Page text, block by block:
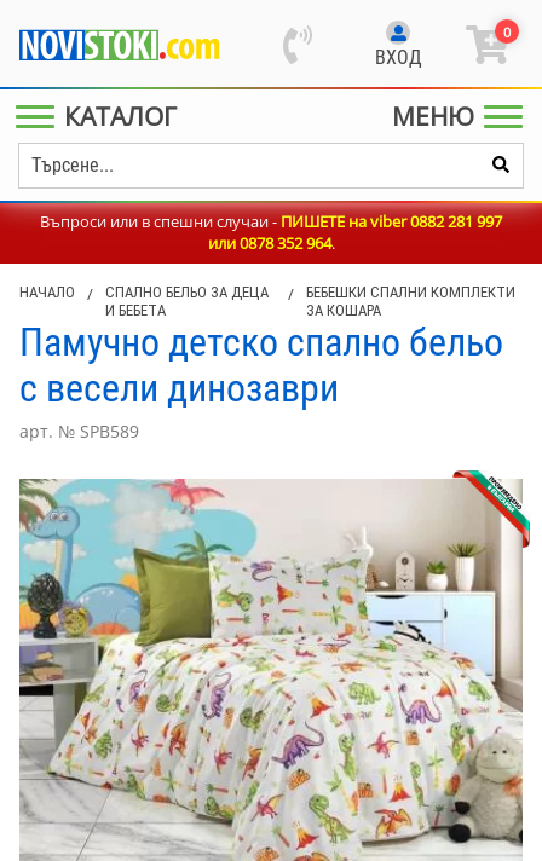
ВХОД
0
КАТАЛОГ МЕНЮ
Въпроси или в спешни случаи -ПИШЕТЕ на viber 0882 281 997
или0878 352 964.
НАЧАЛО /
СПАЛНО БЕЛЬО ЗА ДЕЦА
И БЕБЕТА
/
БЕБЕШКИ СПАЛНИ КОМПЛЕКТИ
ЗА КОШАРА
Памучно детско спално бельо
с весели динозаври
арт. № SPB589